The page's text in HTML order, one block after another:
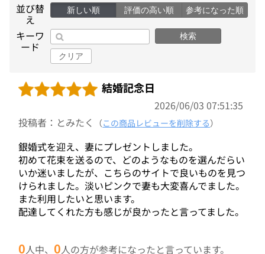
並び替
え
新しい順 評価の高い順 参考になった順
キーワ
ード
検索
クリア
結婚記念日
2026/06/03 07:51:35
投稿者：とみたく
（この商品レビューを削除する）
銀婚式を迎え、妻にプレゼントしました。
初めて花束を送るので、どのようなものを選んだらい
いか迷いましたが、こちらのサイトで良いものを見つ
けられました。淡いピンクで妻も大変喜んでました。
また利用したいと思います。
配達してくれた方も感じが良かったと言ってました。
0人中、0人の方が参考になったと言っています。